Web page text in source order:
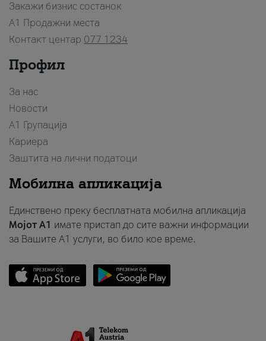
Закажи бизнис состанок
A1 Продажни места
Контакт центар 077 1234
Профил
За нас
Новости
А1 Групација
Кариера
Заштита на лични податоци
Мобилна апликација
Единствено преку бесплатната мобилна апликација
Мојот A1 имате пристап до сите важни информации
за Вашите A1 услуги, во било кое време.